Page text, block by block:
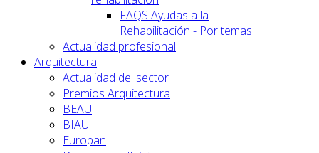
FAQS Ayudas a la
Rehabilitación - Por temas
Actualidad profesional
Arquitectura
Actualidad del sector
Premios Arquitectura
BEAU
BIAU
Europan